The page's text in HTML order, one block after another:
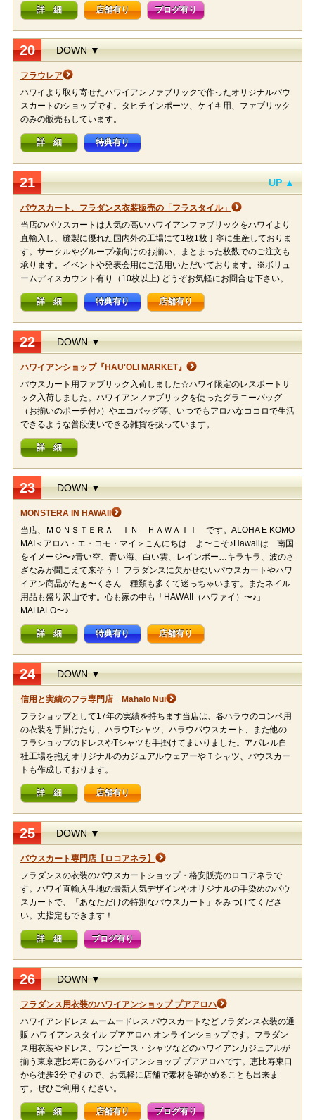
詳 細 店舗有り ブログ有り
20 DOWN ▼
フラウレア
ハワイより取り寄せたハワイアンファブリックで作ったオリジナルパウ
スカートのショップです。タヒチインポーツ、ケイキ用、ファブリック
のみの販売もしています。
詳 細 特典有り
21 UP ▲
パウスカート、フラダンス衣装販売の「フラスタイル」
当店のパウスカートは人気の高いハワイアンファブリックをハワイより
直輸入し、縫製に優れた国内外の工場にて1枚1枚丁寧に生産しておりま
す。サークルやグループ様向けのお揃い、まとまった枚数でのご注文も
承ります。イベントや発表会用にご活用いただいております。※ボリュ
ームディスカウント有り（10枚以上) どうぞお気軽にお問合せ下さい。
詳 細 特典有り 店舗有り
22 DOWN ▼
ハワイアンショップ『HAU'OLI MARKET』
パウスカート用ファブリック入荷しました☆ハワイ限定のレスポートサ
ック入荷しました。ハワイアンファブリックを使ったグラニーバッグ
（お揃いのポーチ付♪）やエコバッグ等、いつでもアロハなココロで生活
できるような普段使いできる雑貨を扱っています。
詳 細
23 DOWN ▼
MONSTERA IN HAWAII
当店、ＭＯＮＳＴＥＲＡ ＩＮ ＨＡＷＡＩＩ です。ALOHA E KOMO
MAI＜アロハ・エ・コモ・マイ＞こんにちは よ〜こそ♪Hawaiiは 南国
をイメージ〜♪青い空、青い海、白い雲、レインボー…キラキラ、波のさ
ざなみが聞こえて来そう！ フラダンスに欠かせないパウスカートやハワ
イアン商品がたぁ〜くさん 種類も多くて迷っちゃいます。またネイル
用品も盛り沢山です。心も家の中も「HAWAII（ハワァイ）〜♪」
MAHALO〜♪
詳 細 特典有り 店舗有り
24 DOWN ▼
信用と実績のフラ専門店 Mahalo Nui
フラショップとして17年の実績を持ちます当店は、各ハラウのコンペ用
の衣装を手掛けたり、ハラウTシャツ、ハラウパウスカート、また他の
フラショップのドレスやTシャツも手掛けてまいりました。アパレル自
社工場を抱えオリジナルのカジュアルウェアーやＴシャツ、パウスカー
トも作成しております。
詳 細 店舗有り
25 DOWN ▼
パウスカート専門店【ロコアネラ】
フラダンスの衣装のパウスカートショップ・格安販売のロコアネラで
す。ハワイ直輸入生地の最新人気デザインやオリジナルの手染めのパウ
スカートで、「あなただけの特別なパウスカート」をみつけてくださ
い。丈指定もできます！
詳 細 ブログ有り
26 DOWN ▼
フラダンス用衣装のハワイアンショップ プアアロハ
ハワイアンドレス ムームードレス パウスカートなどフラダンス衣装の通
販 ハワイアンスタイル プアアロハ オンラインショップです。フラダン
ス用衣装やドレス、ワンピース・シャツなどのハワイアンカジュアルが
揃う東京恵比寿にあるハワイアンショップ プアアロハです。恵比寿東口
から徒歩3分ですので、お気軽に店舗で素材を確かめることも出来ま
す。ぜひご利用ください。
詳 細 店舗有り ブログ有り